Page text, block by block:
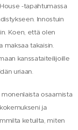
-tapahtumassa
Innostuin
Koen, että olen
maksaa takaisin.
kanssataiteilijoille
uriaan.
monenlaista osaamista
ja
ketuilta, miten